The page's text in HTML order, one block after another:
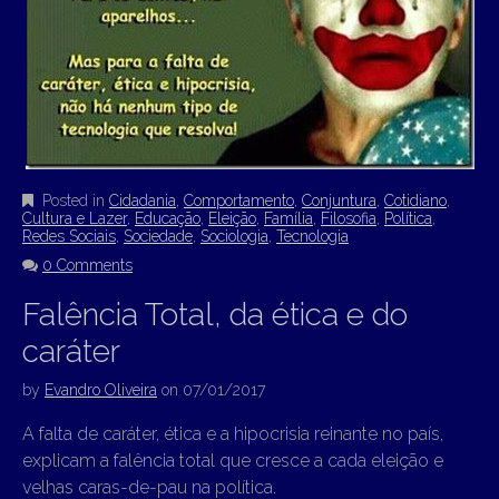
Posted in Cidadania Comportamento Conjuntura Cotidiano
Cultura e Lazer, Educação Eleição Família Filosofia Política
Redes Sociais Sociedade Sociologia Tecnologia
0 Comments
Falência Total, da ética e do
caráter
by Evandro Oliveira on 07/01/2017
A falta de caráter, ética e a hipocrisia reinante no país,
explicam a falência total que cresce a cada eleição e
velhas caras-de-pau na política.